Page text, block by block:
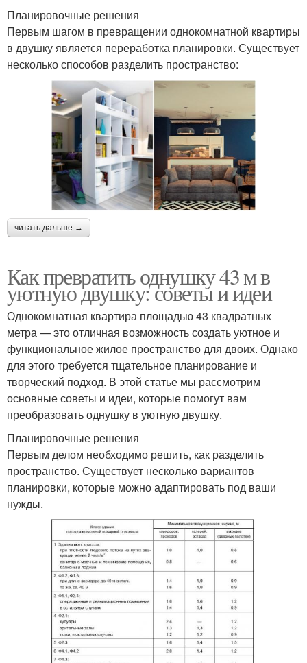
Планировочные решения
Первым шагом в превращении однокомнатной квартиры
в двушку является переработка планировки. Существует
несколько способов разделить пространство:
читать дальше →
Как превратить однушку 43 м в
уютную двушку: советы и идеи
Однокомнатная квартира площадью 43 квадратных
метра — это отличная возможность создать уютное и
функциональное жилое пространство для двоих. Однако
для этого требуется тщательное планирование и
творческий подход. В этой статье мы рассмотрим
основные советы и идеи, которые помогут вам
преобразовать однушку в уютную двушку.
Планировочные решения
Первым делом необходимо решить, как разделить
пространство. Существует несколько вариантов
планировки, которые можно адаптировать под ваши
нужды.